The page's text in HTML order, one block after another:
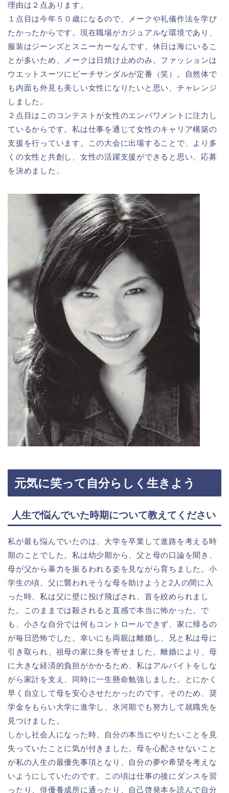
理由は２点あります。
１点目は今年５０歳になるので、メークや礼儀作法を学び
たかったからです。現在職場がカジュアルな環境であり、
服装はジーンズとスニーカーなんです。休日は海にいるこ
とが多いため、メークは日焼け止めのみ。ファッションは
ウエットスーツにビーチサンダルが定番（笑）。自然体で
も内面も外見も美しい女性になりたいと思い、チャレンジ
しました。
２点目はこのコンテストが女性のエンパワメントに注力し
ているからです。私は仕事を通じて女性のキャリア構築の
支援を行っています。この大会に出場することで、より多
くの女性と共創し、女性の活躍支援ができると思い、応募
を決めました。
元気に笑って自分らしく生きよう
人生で悩んでいた時期について教えてください
私が最も悩んでいたのは、大学を卒業して進路を考える時
期のことでした。私は幼少期から、父と母の口論を聞き、
母が父から暴力を振るわれる姿を見ながら育ちました。小
学生の頃、父に襲われそうな母を助けようと2人の間に入
った時、私は父に壁に投げ飛ばされ、首を絞められまし
た。このままでは殺されると直感で本当に怖かった。で
も、小さな自分では何もコントロールできず、家に帰るの
が毎日恐怖でした。幸いにも両親は離婚し、兄と私は母に
引き取られ、祖母の家に身を寄せました。離婚により、母
に大きな経済的負担がかかるため、私はアルバイトをしな
がら家計を支え、同時に一生懸命勉強しました。とにかく
早く自立して母を安心させたかったのです。そのため、奨
学金をもらい大学に進学し、氷河期でも努力して就職先を
見つけました。
しかし社会人になった時、自分の本当にやりたいことを見
失っていたことに気が付きました。母を心配させないこと
が私の人生の最優先事項となり、自分の夢や希望を考えな
いようにしていたのです。この頃は仕事の後にダンスを習
ったり、俳優養成所に通ったり、自己啓発本を読んで自分